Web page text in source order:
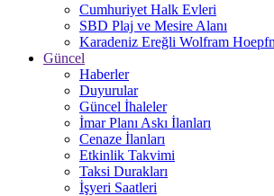
Cumhuriyet Halk Evleri
SBD Plaj ve Mesire Alanı
Karadeniz Ereğli Wolfram
Güncel
Haberler
Duyurular
Güncel İhaleler
İmar Planı Askı İlanları
Cenaze İlanları
Etkinlik Takvimi
Taksi Durakları
İşyeri Saatleri